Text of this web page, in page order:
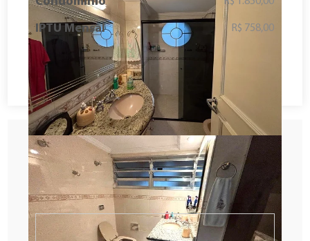
IPTU Mensal R$ 758,00
Solicitar Contato Agendar visita Fazer proposta
Descubra o tempo de deslocamento
entre o imóvel e o seu local preferido